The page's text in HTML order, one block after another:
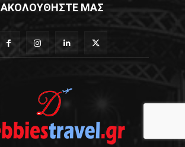
ΑΚΟΛΟΥΘΗΣΤΕ ΜΑΣ